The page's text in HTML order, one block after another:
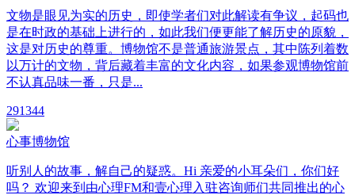
文物是眼见为实的历史，即使学者们对此解读有争议，起码也
是在时政的基础上进行的，如此我们便更能了解历史的原貌，
这是对历史的尊重。博物馆不是普通旅游景点，其中陈列着数
以万计的文物，背后藏着丰富的文化内容，如果参观博物馆前
不认真品味一番，只是...
291344
心事博物馆
听别人的故事，解自己的疑惑。Hi 亲爱的小耳朵们，你们好
吗？ 欢迎来到由心理FM和壹心理入驻咨询师们共同推出的心